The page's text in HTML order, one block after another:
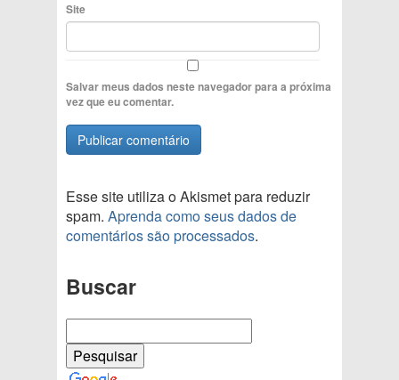
Site
Salvar meus dados neste navegador para a próxima
vez que eu comentar.
Esse site utiliza o Akismet para reduzir
spam. Aprenda como seus dados de
comentários são processados.
Buscar